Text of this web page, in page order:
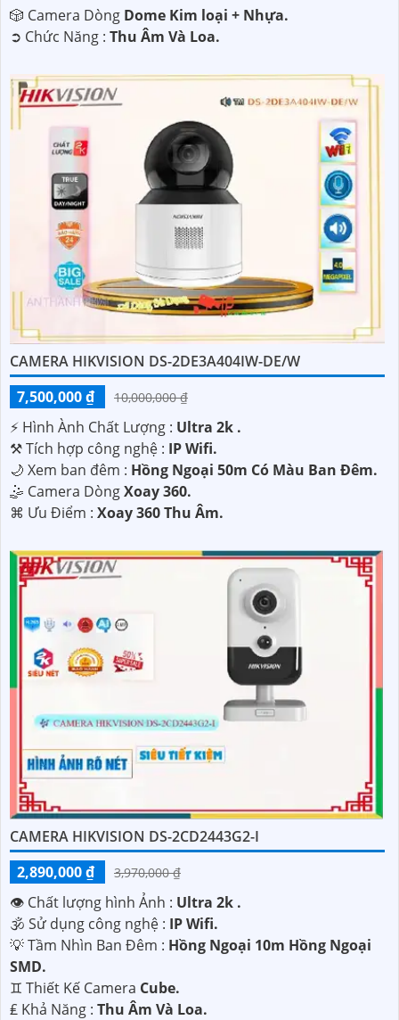
🎲 Camera Dòng Dome Kim loại + Nhựa.
️➲ Chức Năng : Thu Âm Và Loa.
CAMERA HIKVISION DS-2DE3A404IW-DE/W
7,500,000 ₫
10,000,000 ₫
️⚡ Hình Ành Chất Lượng : Ultra 2k .
⚒ Tích hợp công nghệ : IP Wifi.
🌙 Xem ban đêm : Hồng Ngoại 50m Có Màu Ban Đêm.
🤹 Camera DòngXoay 360.
️⌘ Ưu Điểm : Xoay 360 Thu Âm.
CAMERA HIKVISION DS-2CD2443G2-I
2,890,000 ₫
3,970,000 ₫
👁 Chất lượng hình Ảnh : Ultra 2k .
🕉️ Sử dụng công nghệ : IP Wifi.
💡 Tầm Nhìn Ban Đêm : Hồng Ngoại 10m Hồng Ngoại
SMD.
♊ Thiết Kế Camera Cube.
️₤ Khả Năng : Thu Âm Và Loa.